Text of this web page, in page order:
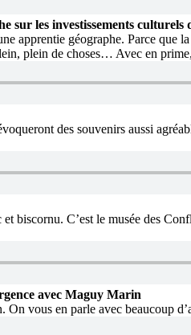
sur les investissements culturels
apprentie géographe. Parce que
plein de choses… Avec en
des souvenirs aussi
biscornu. C’est le musée des
avec Maguy Marin
vous en parle avec beaucoup